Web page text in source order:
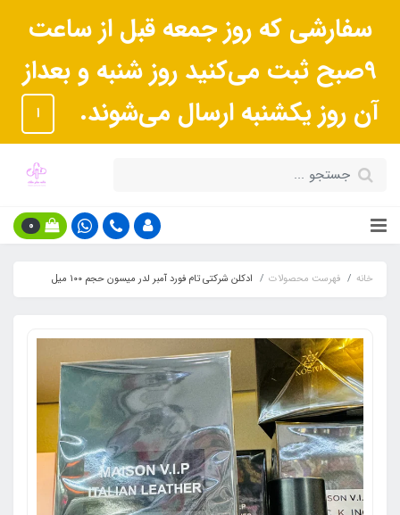
سفارشی که روز جمعه قبل از ساعت
9صبح ثبت می‌کنید روز شنبه و بعداز
آن روز یکشنبه ارسال می‌شوند.
ا
0
خانه فهرست محصولات ادکلن شرکتی تام فورد آمبر لدر میسون حجم ١٠٠ میل